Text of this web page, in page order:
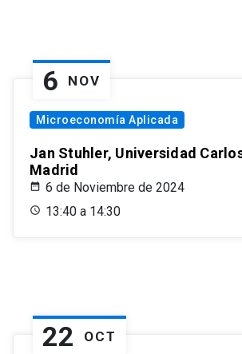
6 NOV
Microeconomía Aplicada
Jan Stuhler, Universidad
Madrid
6 de Noviembre de 2024
13:40 a 14:30
22 OCT